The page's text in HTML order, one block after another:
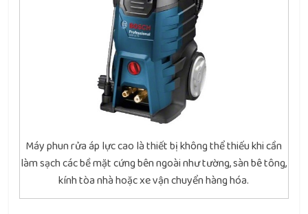
Máy phun rửa áp lực cao là thiết bị không thể thiếu khi cần
làm sạch các bề mặt cứng bên ngoài như tường, sàn bê tông,
kính tòa nhà hoặc xe vận chuyển hàng hóa.